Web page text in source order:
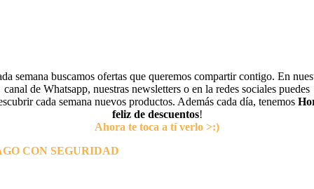
semana buscamos ofertas que queremos compartir contigo. En
canal de Whatsapp, nuestras newsletters o en la redes sociales puedes
cada semana nuevos productos. Además cada día, tenemos
feliz de descuentos!
Ahora te toca a tí verlo >:)
CON SEGURIDAD